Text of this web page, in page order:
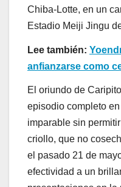
Chiba-Lotte, en un
Estadio Meiji Jingu
Lee también:
anfianzarse como
El oriundo de
episodio completo
imparable sin
criollo, que no
el pasado 21 de
efectividad a un